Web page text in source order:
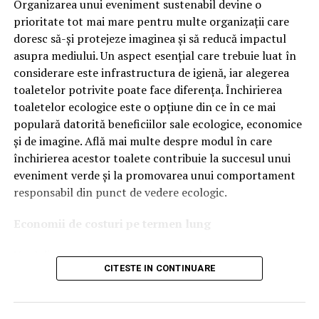
OEM.
Ce înseamnă Ravenol VMP?
DenumireaVMPidentifică o gamă de uleiuri dezvoltate
pentru motoare moderne care necesită performanțe
ridicate și compatibilitate cu numeroase specificații ale
constructorilor auto.
Acest produs este destinat în special motoarelor
moderne pe benzină și diesel, inclusiv celor echipate cu:
catalizatoare moderne;
sisteme Start-Stop.
Ce înseamnă USVO?
Organizarea unui eveniment sustenabil devine o
prioritate tot mai mare pentru multe organizații care
doresc să-și protejeze imaginea și să reducă impactul
asupra mediului. Un aspect esențial care trebuie luat în
considerare este infrastructura de igienă, iar alegerea
toaletelor potrivite poate face diferența. Închirierea
toaletelor ecologice este o opțiune din ce în ce mai
populară datorită beneficiilor sale ecologice, economice
și de imagine. Află mai multe despre modul în care
închirierea acestor toalete contribuie la succesul unui
eveniment verde și la promovarea unui comportament
responsabil din punct de vedere ecologic.
Economii de costuri pe termen lung
Unul dintre cele mai mari avantaje ale activității
închiriere toalete ecologiceeste economia de costuri.
termen lung, aceasta este o opțiune mai rentabilă decât
CITESTE IN CONTINUARE